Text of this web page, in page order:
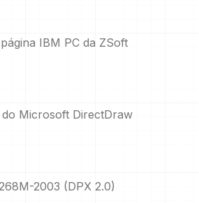
IBM PC da ZSoft
Microsoft DirectDraw
2003 (DPX 2.0)